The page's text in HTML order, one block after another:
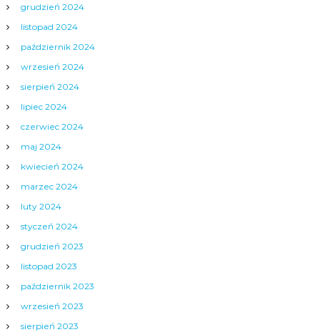
grudzień 2024
listopad 2024
październik 2024
wrzesień 2024
sierpień 2024
lipiec 2024
czerwiec 2024
maj 2024
kwiecień 2024
marzec 2024
luty 2024
styczeń 2024
grudzień 2023
listopad 2023
październik 2023
wrzesień 2023
sierpień 2023